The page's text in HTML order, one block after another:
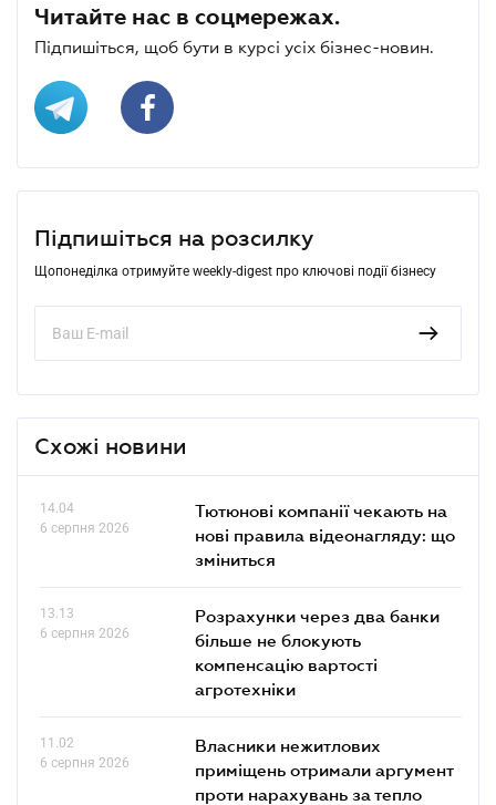
Читайте нас в соцмережах.
Підпишіться, щоб бути в курсі усіх бізнес-новин.
Підпишіться на розсилку
Щопонеділка отримуйте weekly-digest про ключові події бізнесу
Схожі новини
14.04
6 серпня 2026
Тютюнові компанії чекають на
нові правила відеонагляду: що
зміниться
13.13
6 серпня 2026
Розрахунки через два банки
більше не блокують
компенсацію вартості
агротехніки
11.02
6 серпня 2026
Власники нежитлових
приміщень отримали аргумент
проти нарахувань за тепло